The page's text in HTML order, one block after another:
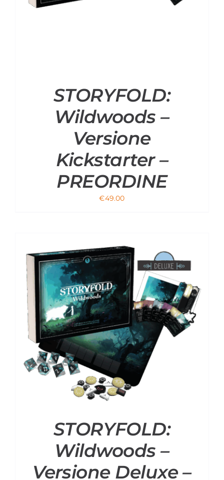
STORYFOLD:
Wildwoods –
Versione
Kickstarter –
PREORDINE
€49.00
STORYFOLD:
Wildwoods –
Versione Deluxe –